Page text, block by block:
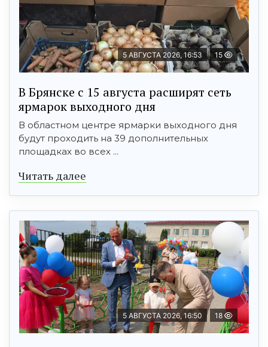
5 АВГУСТА 2026, 16:53 15
В Брянске с 15 августа расширят сеть
ярмарок выходного дня
В областном центре ярмарки выходного дня
будут проходить на 39 дополнительных
площадках во всех ...
Читать далее
5 АВГУСТА 2026, 16:50 18